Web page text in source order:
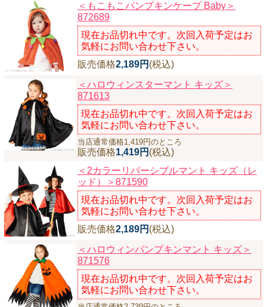
＜もこもこパンプキンケープ Baby＞
872689
現在お品切れ中です。次回入荷予定はお
気軽にお問い合わせ下さい。
販売価格2,189円 (税込)
＜ハロウィンスターマント キッズ＞
871613
現在お品切れ中です。次回入荷予定はお
気軽にお問い合わせ下さい。
当店通常価格1,419円のところ
販売価格1,419円 (税込)
＜2カラーリバーシブルマント キッズ（レ
ッド）＞871590
現在お品切れ中です。次回入荷予定はお
気軽にお問い合わせ下さい。
販売価格2,189円 (税込)
＜ハロウィンパンプキンマント キッズ＞
871576
現在お品切れ中です。次回入荷予定はお
気軽にお問い合わせ下さい。